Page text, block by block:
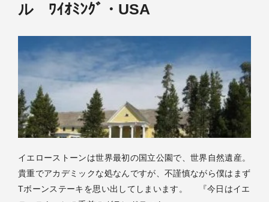
ル ﾜｲｵﾐﾝｸﾞ・USA
イエローストーンは世界最初の国立公園で、世界自然遺産。
貴重でアカデミックな処なんですが、不謹慎ながら僕はまず
Tボーンステーキを思い出してしまいます。 『今日はイエ